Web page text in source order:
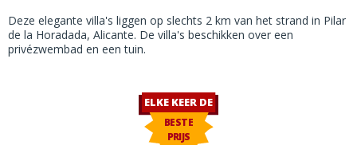
Deze elegante villa's liggen op slechts 2 km van het strand in Pilar
de la Horadada, Alicante. De villa's beschikken over een
privézwembad en een tuin.
ELKE KEER DE
BESTE
PRIJS